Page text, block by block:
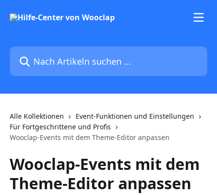
Nach Artikeln suchen …
Alle Kollektionen
Event-Funktionen und Einstellungen
Für Fortgeschrittene und Profis
Wooclap-Events mit dem Theme-Editor anpassen
Wooclap-Events mit dem
Theme-Editor anpassen